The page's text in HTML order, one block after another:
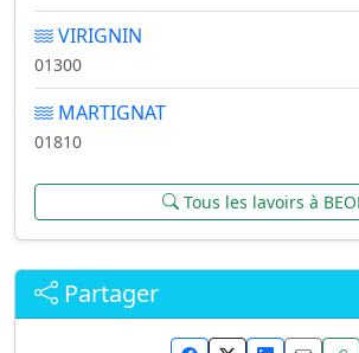
VIRIGNIN
01300
MARTIGNAT
01810
Tous les lavoirs à
Partager